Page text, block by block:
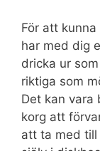
För att
har med dig
dricka ur
riktiga som
Det kan vara
korg att
att ta med till